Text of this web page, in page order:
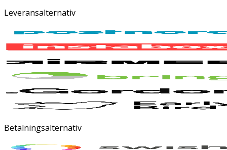
Leveransalternativ
Betalningsalternativ